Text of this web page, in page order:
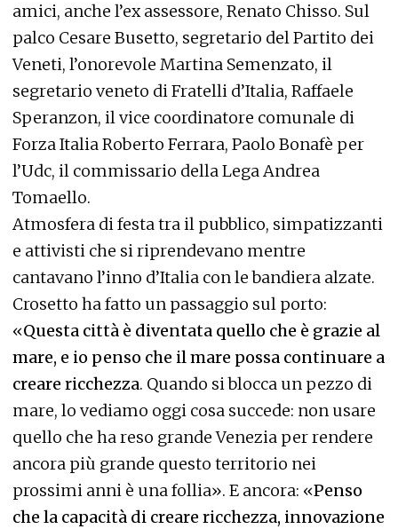
amici, anche l’ex assessore, Renato Chisso. Sul
palco Cesare Busetto, segretario del Partito dei
Veneti, l’onorevole Martina Semenzato, il
segretario veneto di Fratelli d’Italia, Raffaele
Speranzon, il vice coordinatore comunale di
Forza Italia Roberto Ferrara, Paolo Bonafè per
l’Udc, il commissario della Lega Andrea
Tomaello.
Atmosfera di festa tra il pubblico, simpatizzanti
e attivisti che si riprendevano mentre
cantavano l’inno d’Italia con le bandiera alzate.
Crosetto ha fatto un passaggio sul porto:
«Questa città è diventata quello che è grazie al
mare, e io penso che il mare possa continuare a
creare ricchezza. Quando si blocca un pezzo di
mare, lo vediamo oggi cosa succede: non usare
quello che ha reso grande Venezia per rendere
ancora più grande questo territorio nei
prossimi anni è una follia». E ancora: «Penso
che la capacità di creare ricchezza, innovazione